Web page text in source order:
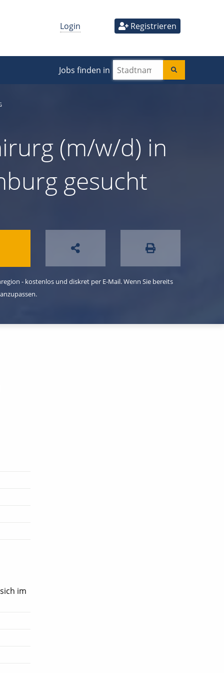
Login Registrieren
Jobs finden in
(m/w/d) in
gesucht
- kostenlos und diskret per E-Mail. Wenn Sie bereits
im